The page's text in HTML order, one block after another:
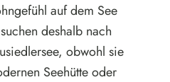
auf dem See
deshalb nach
obwohl sie
Seehütte oder